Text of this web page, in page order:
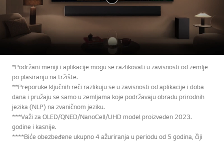
*Podržani meniji i aplikacije mogu se razlikovati u zavisnosti od zemlje
po plasiranju na tržište.
**Preporuke ključnih reči razlikuju se u zavisnosti od aplikacije i doba
dana i pružaju se samo u zemljama koje podržavaju obradu prirodnih
jezika (NLP) na zvaničnom jeziku.
***Važi za OLED/QNED/NanoCell/UHD model proizveden 2023.
godine i kasnije.
****Biće obezbeđene ukupno 4 ažuriranja u periodu od 5 godina, čiji